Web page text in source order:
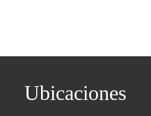
Ubicaciones